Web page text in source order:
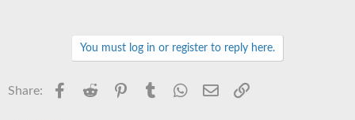
You must log in or register to reply here.
Share: Facebook
Reddit PinterestTumblr WhatsApp
Email